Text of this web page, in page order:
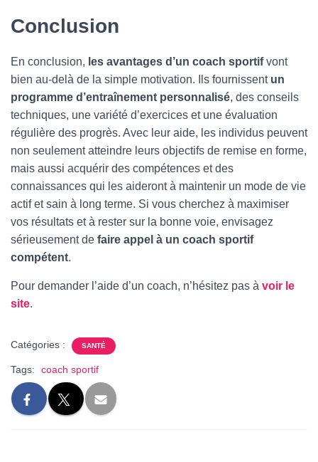
Conclusion
En conclusion, les avantages d’un coach sportifvont
bien au-delà de la simple motivation. Ils fournissent un
programme d’entraînement personnalisé, des conseils
techniques, une variété d’exercices et une évaluation
régulière des progrès. Avec leur aide, les individus peuvent
non seulement atteindre leurs objectifs de remise en forme,
mais aussi acquérir des compétences et des
connaissances qui les aideront à maintenir un mode de vie
actif et sain à long terme. Si vous cherchez à maximiser
vos résultats et à rester sur la bonne voie, envisagez
sérieusement de faire appel à un coach sportif
compétent.
Pour demander l’aide d’un coach, n’hésitez pas à voir le
site.
Catégories : SANTÉ
Tags: coach sportif